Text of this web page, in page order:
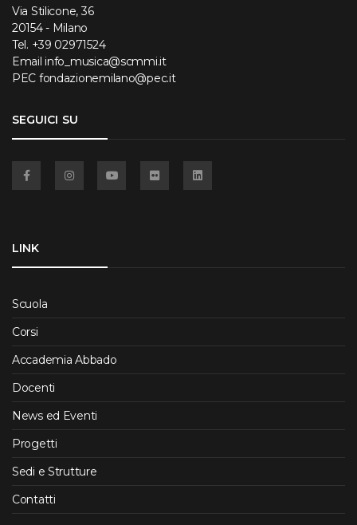
Via Stilicone, 36
20154 - Milano
Tel. +39 02971524
Email info_musica@scmmi.it
PEC fondazionemilano@pec.it
SEGUICI SU
LINK
Scuola
Corsi
Accademia Abbado
Docenti
News ed Eventi
Progetti
Sedi e Strutture
Contatti